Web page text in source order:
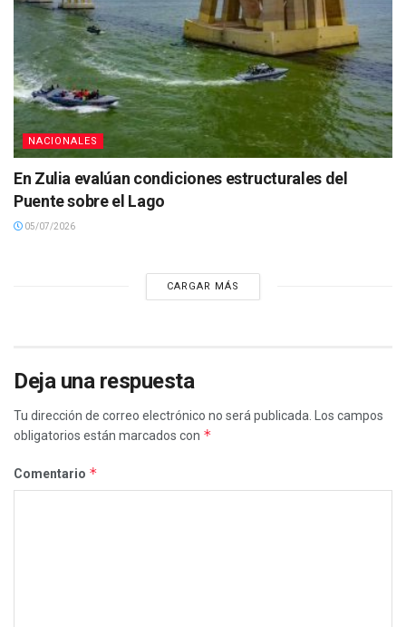
NACIONALES
En Zulia evalúan condiciones estructurales del
Puente sobre el Lago
05/07/2026
CARGAR MÁS
Deja una respuesta
Tu dirección de correo electrónico no será publicada.
Los campos
obligatorios están marcados con *
Comentario *